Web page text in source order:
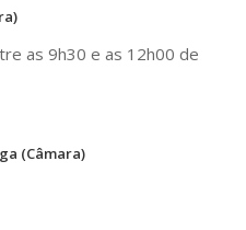
as 9h30 e as 12h00 de
(Câmara)